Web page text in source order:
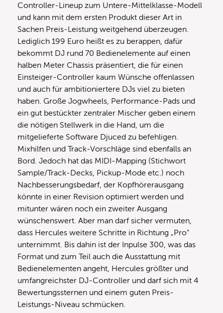
Controller-Lineup zum Untere-Mittelklasse-Modell
und kann mit dem ersten Produkt dieser Art in
Sachen Preis-Leistung weitgehend überzeugen.
Lediglich 199 Euro heißt es zu berappen, dafür
bekommt DJ rund 70 Bedienelemente auf einen
halben Meter Chassis präsentiert, die für einen
Einsteiger-Controller kaum Wünsche offenlassen
und auch für ambitioniertere DJs viel zu bieten
haben. Große Jogwheels, Performance-Pads und
ein gut bestückter zentraler Mischer geben einem
die nötigen Stellwerk in die Hand, um die
mitgelieferte Software Djuced zu befehligen.
Mixhilfen und Track-Vorschläge sind ebenfalls an
Bord. Jedoch hat das MIDI-Mapping (Stichwort
Sample/Track-Decks, Pickup-Mode etc.) noch
Nachbesserungsbedarf, der Kopfhörerausgang
könnte in einer Revision optimiert werden und
mitunter wären noch ein zweiter Ausgang
wünschenswert. Aber man darf sicher vermuten,
dass Hercules weitere Schritte in Richtung „Pro“
unternimmt. Bis dahin ist der Inpulse 300, was das
Format und zum Teil auch die Ausstattung mit
Bedienelementen angeht, Hercules größter und
umfangreichster DJ-Controller und darf sich mit 4
Bewertungssternen und einem guten Preis-
Leistungs-Niveau schmücken.